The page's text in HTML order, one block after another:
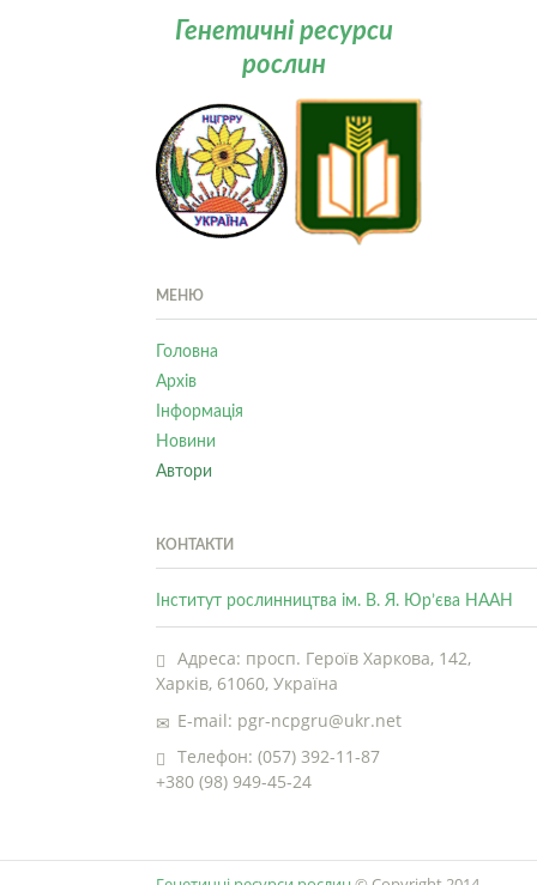
Генетичні ресурси
рослин
МЕНЮ
Головна
Архів
Інформація
Новини
Автори
КОНТАКТИ
Інститут рослинництва ім. В. Я. Юр’єва НААН
Адреса: просп. Героїв Харкова, 142,
Харків, 61060, Україна
E-mail: pgr-ncpgru@ukr.net
Телефон: (057) 392-11-87
+380 (98) 949-45-24